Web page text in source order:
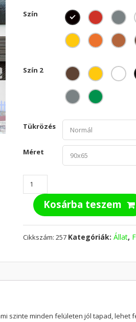
Szín
Szín 2
Tükrözés
Méret
Lepkés
ágytámla
mennyiségKosárba teszem
Cikkszám:257 Kategóriák:Állat,
szinte minden felületen jól tapad, lehet